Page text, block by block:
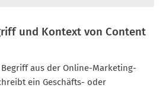
und Kontext von Content
aus der Online-Marketing-
ein Geschäfts- oder